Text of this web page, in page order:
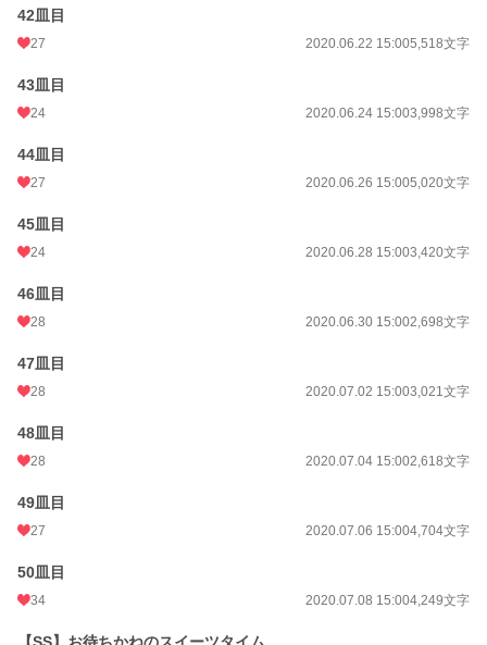
42皿目
27 2020.06.22 15:005,518文字
43皿目
24 2020.06.24 15:003,998文字
44皿目
27 2020.06.26 15:005,020文字
45皿目
24 2020.06.28 15:003,420文字
46皿目
28 2020.06.30 15:002,698文字
47皿目
28 2020.07.02 15:003,021文字
48皿目
28 2020.07.04 15:002,618文字
49皿目
27 2020.07.06 15:004,704文字
50皿目
34 2020.07.08 15:004,249文字